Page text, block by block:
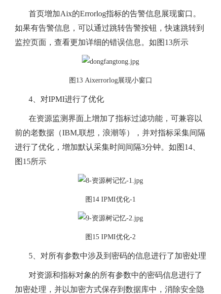
首页增加Aix的Errorlog指标的告警信息展现窗口。
如果有告警信息，可以通过跳转告警按钮，快速跳转到
监控页面，查看更加详细的错误信息。如图13所示
图13 Aixerrorlog展现小窗口
4、对IPMI进行了优化
在资源监测界面上增加了指标过滤功能，可兼容以
前的老数据（IBM,联想，浪潮等），并对指标采集间隔
进行了优化，增加默认采集时间间隔3分钟。如图14、
图15所示
图14 IPMI优化-1
图15 IPMI优化-2
5、对所有参数中涉及到密码的信息进行了加密处理
对资源和指标对象的所有参数中的密码信息进行了
加密处理，并以加密方式保存到数据库中，消除安全隐